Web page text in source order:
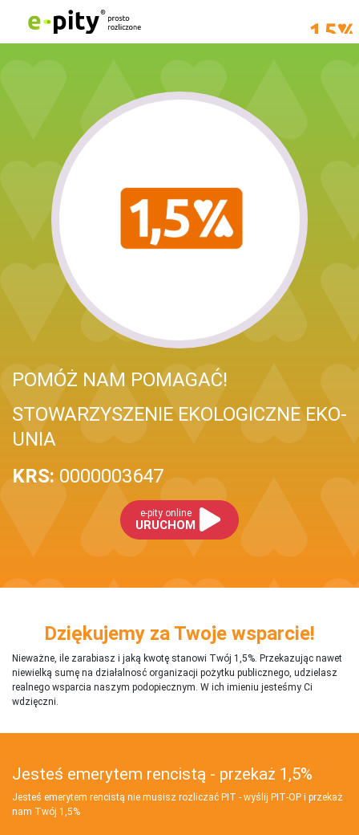
POMÓŻ NAM POMAGAĆ!
STOWARZYSZENIE EKOLOGICZNE EKO-
UNIA
KRS: 0000003647
e-pity online
URUCHOM
Dziękujemy za Twoje wsparcie!
Nieważne, ile zarabiasz i jaką kwotę stanowi Twój 1,5%. Przekazując nawet
niewielką sumę na działalnosć organizacji pożytku publicznego, udzielasz
realnego wsparcia naszym podopiecznym. W ich imieniu jesteśmy Ci
wdzięczni.
Jesteś emerytem rencistą - przekaż 1,5%
Jesteś emerytem rencistą nie musisz rozliczać PIT - wyślij PIT‑OP i przekaż
nam Twój 1,5%